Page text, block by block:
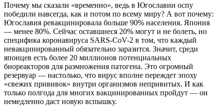
Почему мы сказали «временно», ведь в Югославии оспу
победили навсегда, как и потом по всему миру? А вот почему:
Югославия ревакцинировала больше 90% населения. Япония
— менее 80%. Сейчас оставшиеся 20% могут и не болеть, но
специфика коронавируса SARS-CoV-2 в том, что каждый
невакцинированный обязательно заразится. Значит, среди
японцев есть более 20 миллионов потенциальных
биореакторов для размножения патогена. Это огромный
резервуар — настолько, что вирус вполне переждет эпоху
«свежих прививок» внутри организмов непривитых. И как
только полгода для многих вакцинированных пройдут — он
немедленно даст новую вспышку.